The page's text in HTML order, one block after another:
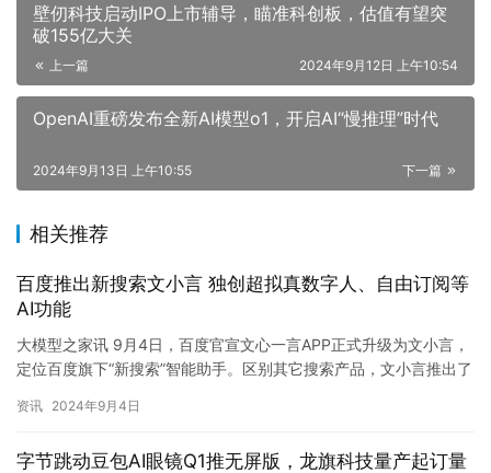
壁仞科技启动IPO上市辅导，瞄准科创板，估值有望突
破155亿大关
上一篇 2024年9月12日 上午10:54
OpenAI重磅发布全新AI模型o1，开启AI“慢推理”时代
下一篇
2024年9月13日 上午10:55
相关推荐
百度推出新搜索文小言 独创超拟真数字人、自由订阅等
AI功能
大模型之家讯 9月4日，百度官宣文心一言APP正式升级为文小言，
定位百度旗下“新搜索”智能助手。区别其它搜索产品，文小言推出了
资讯 2024年9月4日
字节跳动豆包AI眼镜Q1推无屏版，龙旗科技量产起订量